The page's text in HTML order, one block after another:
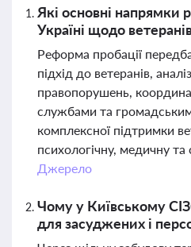
Які основні напрямки
Україні щодо
Реформа пробації
підхід до ветеранів,
правопорушень,
службами та
комплексної підтримки
психологічну, медичну
Джерело
Чому у Київському
для засуджених і